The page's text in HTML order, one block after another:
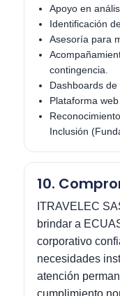
Apoyo en
Identificación
Asesoría para
contingencia.
Dashboards de
Plataforma
Inclusión
10.
ITRAVELEC
brindar a
corporativo
necesidades
atención